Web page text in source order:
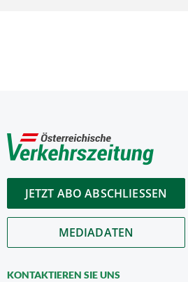
JETZT ABO ABSCHLIESSEN
MEDIADATEN
KONTAKTIEREN SIE UNS